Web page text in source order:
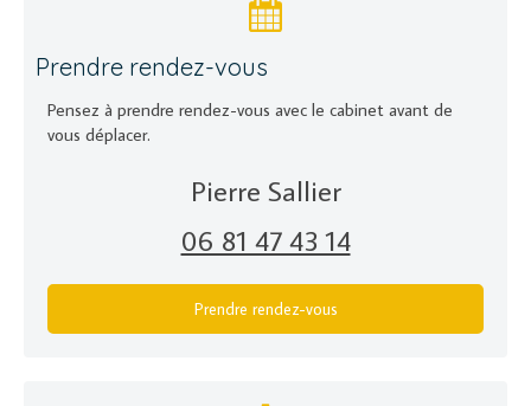
Prendre rendez-vous
Pensez à prendre rendez-vous avec le cabinet avant de
vous déplacer.
Pierre Sallier
06 81 47 43 14
Prendre rendez-vous